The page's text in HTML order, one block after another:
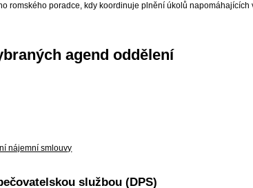
romského poradce, kdy koordinuje plnění úkolů
agend oddělení
nájemní smlouvy
službou (DPS)